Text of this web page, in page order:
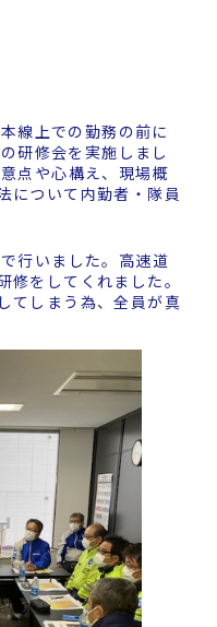
線上での勤務の前に
研修会を実施しまし
点や心構え、現場概
について内勤者・隊員
行いました。高速道
をしてくれました。
てしまう為、全員が真